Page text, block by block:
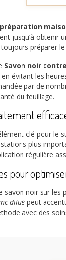
préparation
jusqu’à obtenir
toujours préparer
Savon noir
évitant les
par de
du feuillage.
clé pour le
plus
régulière
pour
savon noir sur
dilué peut
avec des